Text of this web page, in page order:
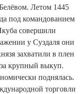
Летом 1445
под командованием
совершили
у Суздаля они
захватили в плен
за крупный выкуп.
поднялась.
торговли